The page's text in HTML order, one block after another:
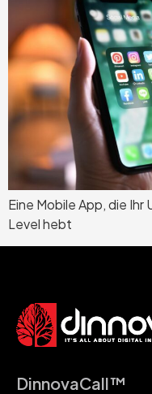
Eine Mobile App, die
Level hebt
DinnovaCall™